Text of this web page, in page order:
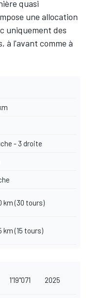
quasi
une allocation
uniquement des
à l'avant comme à
- 3 droite
km (30 tours)
km (15 tours)
1'19"071 2025